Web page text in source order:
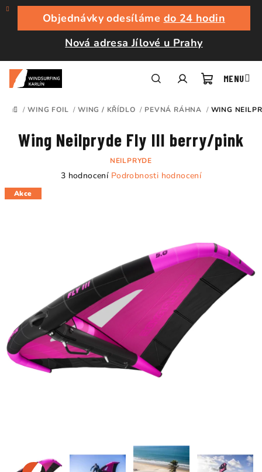
Přejít
obsah
Objednávky odesíláme do 24 hodin
Nová adresa Jílové u Prahy
košík
DOMŮ
/ WING FOIL / WING / KŘÍDLO / PEVNÁ RÁHNA / WING
Wing Neilpryde Fly III berry/pink
NEILPRYDE
Průměrné
3 hodnocení Podrobnosti hodnocení
Akce